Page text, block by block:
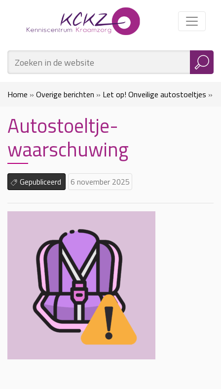
Home » Overige berichten » Let op! Onveilige autostoeltjes »
Autostoeltje-waarschuwing
Autostoeltje-
waarschuwing
Gepubliceerd 6 november 2025